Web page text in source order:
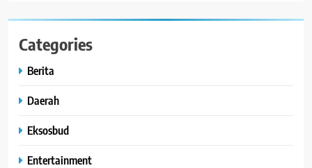
Categories
Berita
Daerah
Eksosbud
Entertainment